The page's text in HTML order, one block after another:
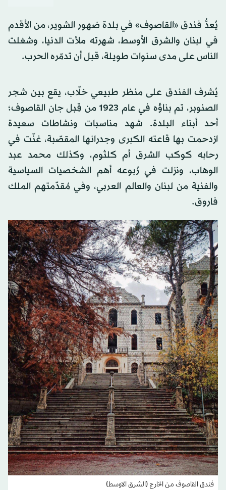
يُعدُّ فندق «القاصوف» في بلدة ضهور الشوير، من الأقدم
في لبنان والشرق الأوسط، شهرته ملأت الدنيا، وشغلت
الناس على مدى سنوات طويلة، قبل أن تدمّره الحرب.
يُشرف الفندق على منظر طبيعي خلّاب، يقع بين شجر
الصنوبر، تم بناؤه في عام 1923 من قِبل جان القاصوف؛
أحد أبناء البلدة. شهد مناسبات ونشاطات سعيدة
ازدحمت بها قاعته الكبرى وجدرانها المقصّبة، غنّت في
رحابه كوكب الشرق أم كلثوم، وكذلك محمد عبد
الوهاب، ونزلت في رُبوعه أهم الشخصيات السياسية
والفنية من لبنان والعالم العربي، وفي مُقدّمتهم الملك
فاروق.
فندق القاصوف من الخارج (الشرق الاوسط)